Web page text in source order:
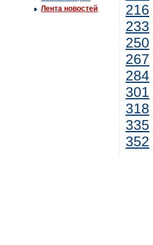
Лента новостей
216
233
250
267
284
301
318
335
352